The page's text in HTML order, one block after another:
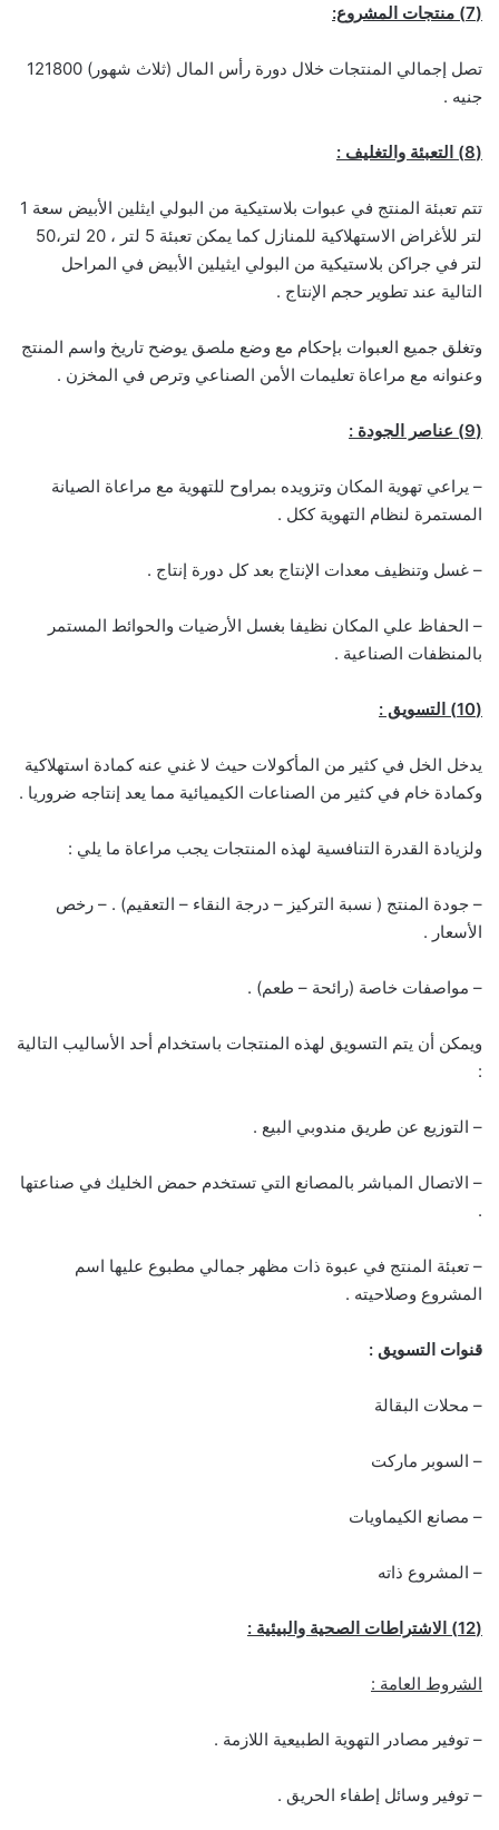
(7) منتجات المشروع:
تصل إجمالي المنتجات خلال دورة رأس المال (ثلاث شهور) 121800
جنيه .
(8) التعبئة والتغليف :
تتم تعبئة المنتج في عبوات بلاستيكية من البولي ايثلين الأبيض سعة 1
لتر للأغراض الاستهلاكية للمنازل كما يمكن تعبئة 5 لتر ، 20 لتر،50
لتر في جراكن بلاستيكية من البولي ايثيلين الأبيض في المراحل
التالية عند تطوير حجم الإنتاج .
وتغلق جميع العبوات بإحكام مع وضع ملصق يوضح تاريخ واسم المنتج
وعنوانه مع مراعاة تعليمات الأمن الصناعي وترص في المخزن .
(9) عناصر الجودة :
– يراعي تهوية المكان وتزويده بمراوح للتهوية مع مراعاة الصيانة
المستمرة لنظام التهوية ككل .
– غسل وتنظيف معدات الإنتاج بعد كل دورة إنتاج .
– الحفاظ علي المكان نظيفا بغسل الأرضيات والحوائط المستمر
بالمنظفات الصناعية .
(10) التسويق :
يدخل الخل في كثير من المأكولات حيث لا غني عنه كمادة استهلاكية
وكمادة خام في كثير من الصناعات الكيميائية مما يعد إنتاجه ضروريا .
ولزيادة القدرة التنافسية لهذه المنتجات يجب مراعاة ما يلي :
– جودة المنتج ( نسبة التركيز – درجة النقاء – التعقيم) . – رخص
الأسعار .
– مواصفات خاصة (رائحة – طعم) .
ويمكن أن يتم التسويق لهذه المنتجات باستخدام أحد الأساليب التالية
:
– التوزيع عن طريق مندوبي البيع .
– الاتصال المباشر بالمصانع التي تستخدم حمض الخليك في صناعتها
.
– تعبئة المنتج في عبوة ذات مظهر جمالي مطبوع عليها اسم
المشروع وصلاحيته .
قنوات التسويق :
– محلات البقالة
– السوبر ماركت
– مصانع الكيماويات
– المشروع ذاته
(12) الاشتراطات الصحية والبيئية :
الشروط العامة :
– توفير مصادر التهوية الطبيعية اللازمة .
– توفير وسائل إطفاء الحريق .